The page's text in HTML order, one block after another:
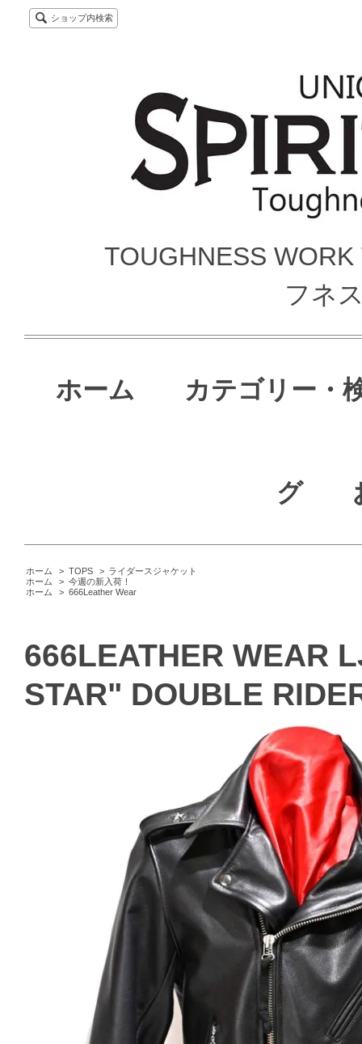
ショップ内検索
TOUGHNESS
フネ
ホーム カテゴリー・
グ
ホーム > TOPS > ライダースジャケット
ホーム
> 今週の新入荷！
ホーム
> 666Leather Wear
666LEATHER WEAR
STAR" DOUBLE